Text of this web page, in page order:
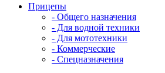
Прицепы
- Общего назначения
- Для водной техники
- Для мототехники
- Коммерческие
- Спецназначения